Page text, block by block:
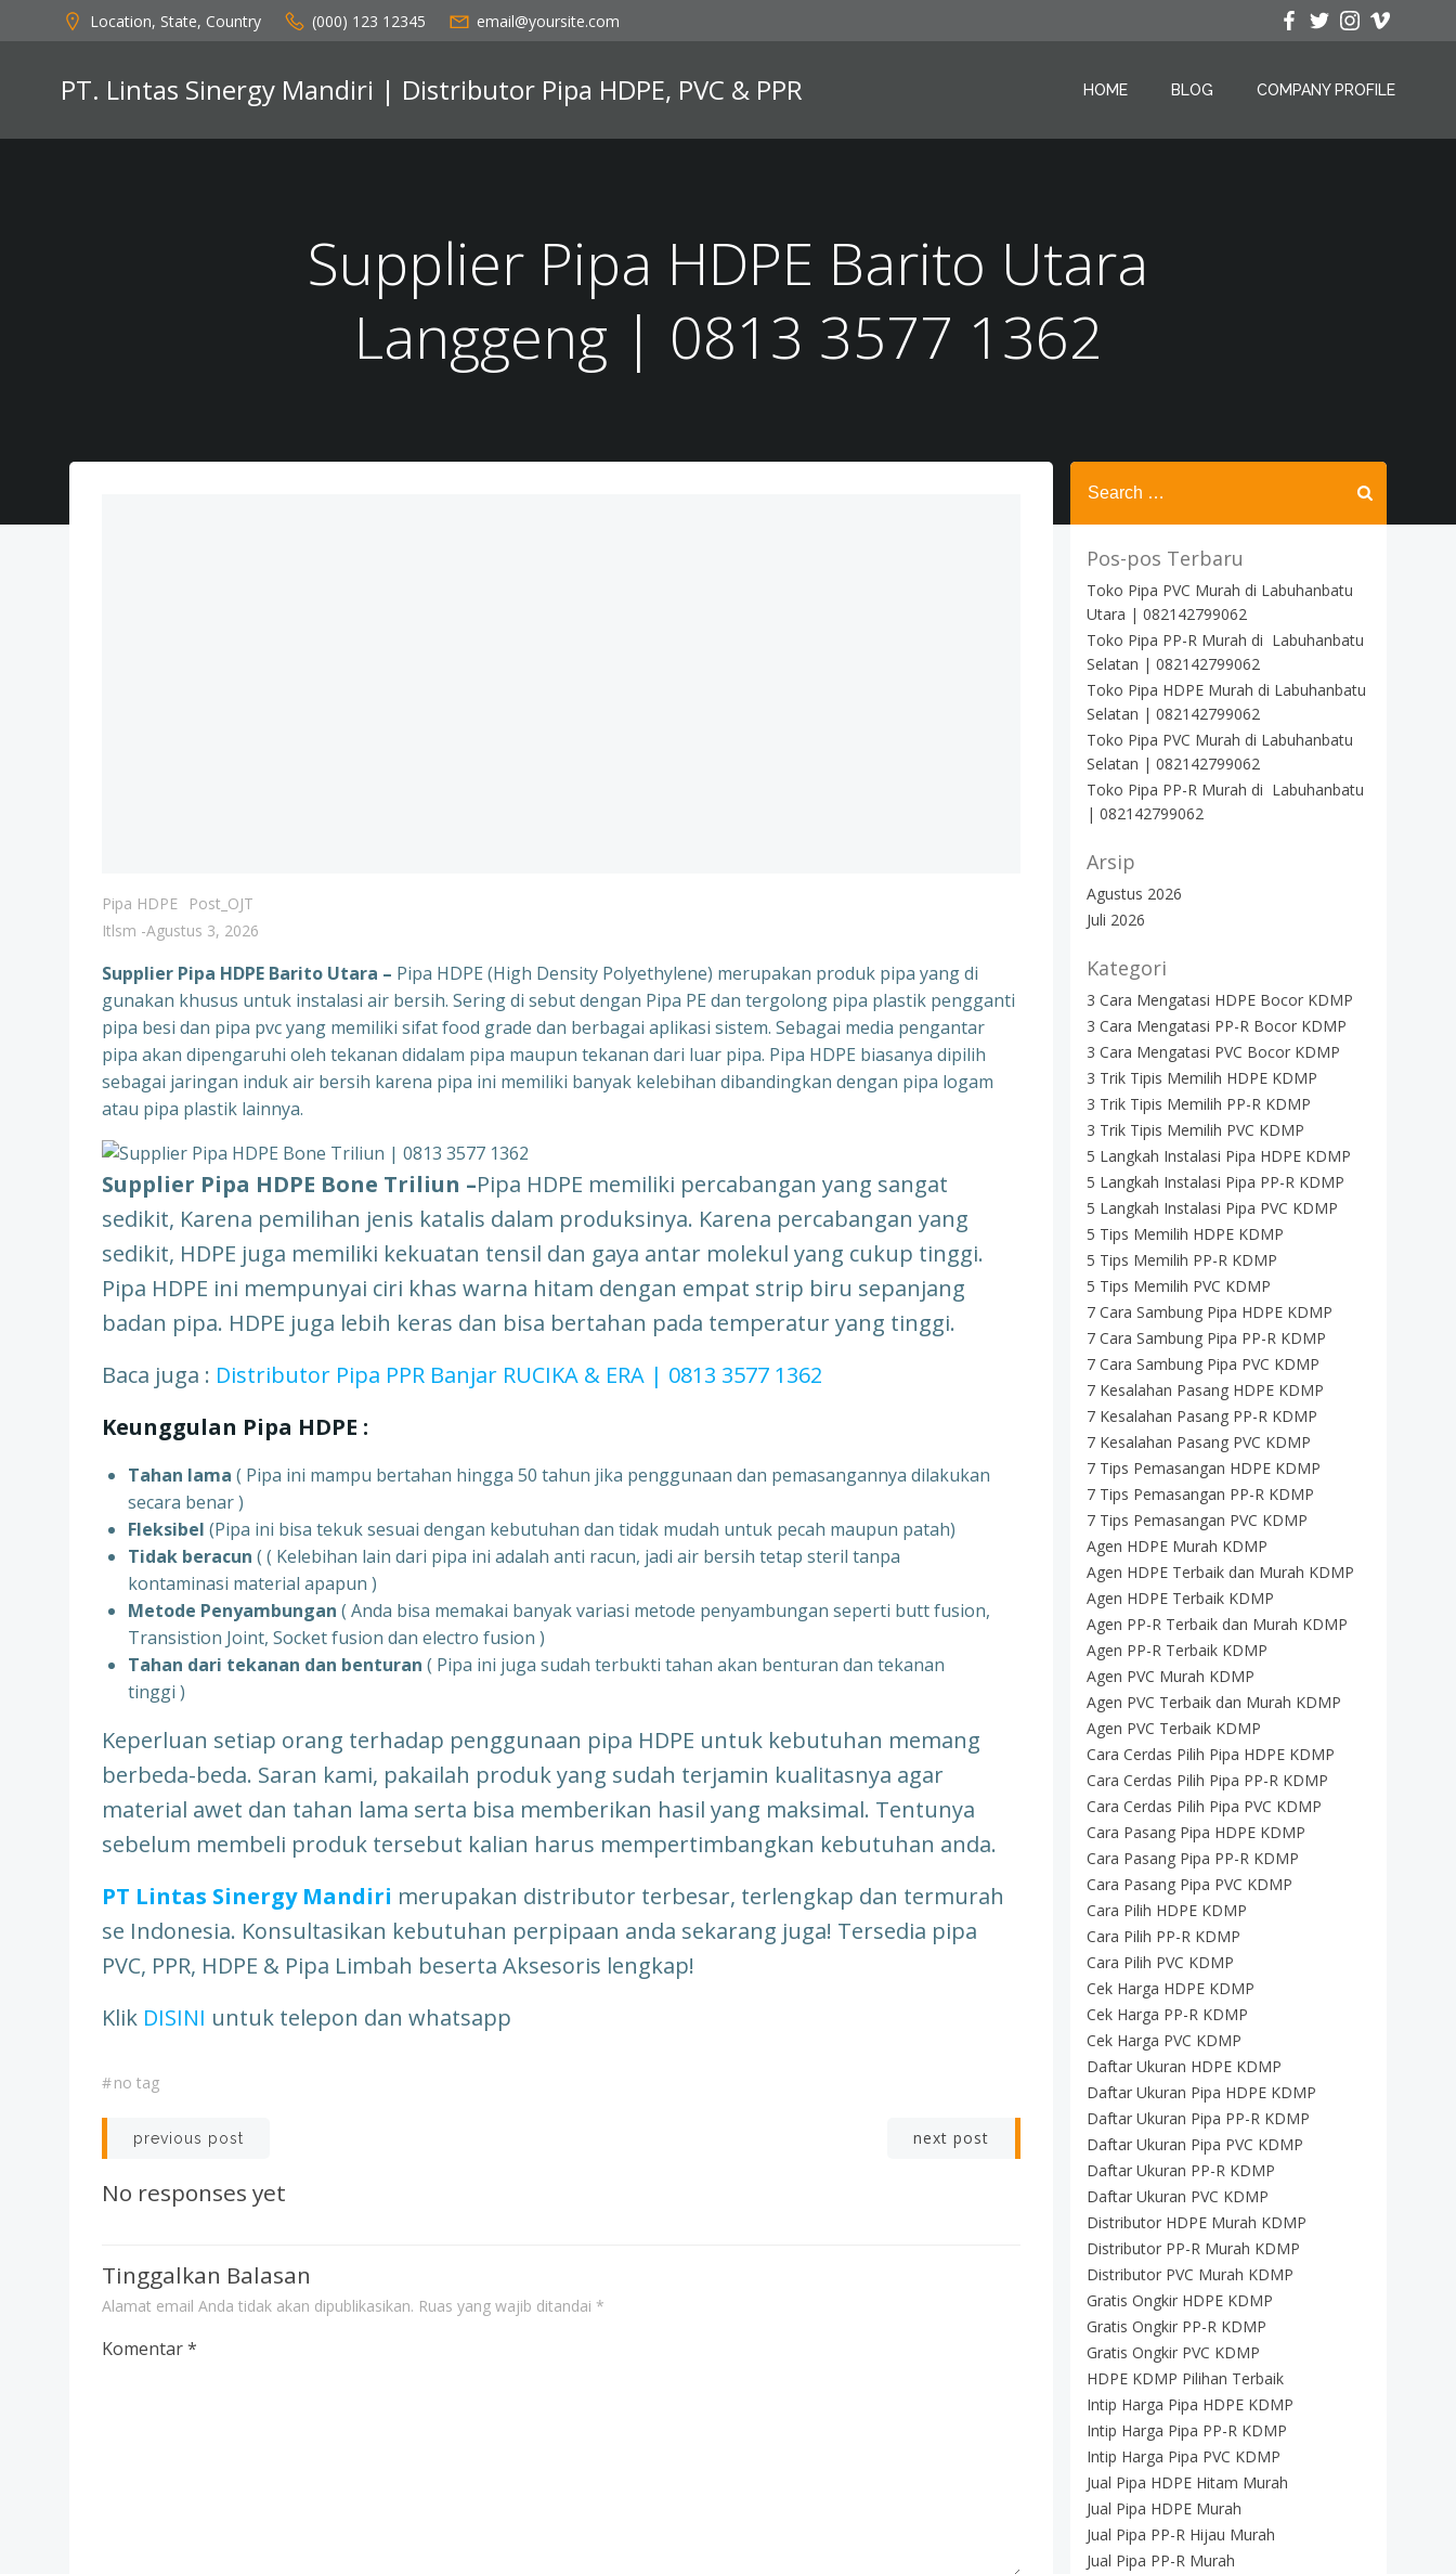
to
Location, State, Country (000) 123 12345 email@yoursite.com
PT. Lintas Sinergy Mandiri | Distributor Pipa HDPE, PVC & PPR HOME BLOG COMPANY PROFILE
Supplier Pipa HDPE Barito Utara
Langgeng | 0813 3577 1362
Pipa HDPE
Post_OJT
Itlsm -Agustus 3, 2026
Supplier Pipa HDPE Barito Utara – Pipa HDPE (High Density Polyethylene) merupakan produk pipa yang di
gunakan khusus untuk instalasi air bersih. Sering di sebut dengan Pipa PE dan tergolong pipa plastik pengganti
pipa besi dan pipa pvc yang memiliki sifat food grade dan berbagai aplikasi sistem. Sebagai media pengantar
pipa akan dipengaruhi oleh tekanan didalam pipa maupun tekanan dari luar pipa. Pipa HDPE biasanya dipilih
sebagai jaringan induk air bersih karena pipa ini memiliki banyak kelebihan dibandingkan dengan pipa logam
atau pipa plastik lainnya.
Supplier Pipa HDPE Bone Triliun –Pipa HDPE memiliki percabangan yang sangat
sedikit, Karena pemilihan jenis katalis dalam produksinya. Karena percabangan yang
sedikit, HDPE juga memiliki kekuatan tensil dan gaya antar molekul yang cukup tinggi.
Pipa HDPE ini mempunyai ciri khas warna hitam dengan empat strip biru sepanjang
badan pipa. HDPE juga lebih keras dan bisa bertahan pada temperatur yang tinggi.
Baca juga : Distributor Pipa PPR Banjar RUCIKA & ERA | 0813 3577 1362
Keunggulan Pipa HDPE :
Tahan lama ( Pipa ini mampu bertahan hingga 50 tahun jika penggunaan dan pemasangannya dilakukan
secara benar )
Fleksibel (Pipa ini bisa tekuk sesuai dengan kebutuhan dan tidak mudah untuk pecah maupun patah)
Tidak beracun ( ( Kelebihan lain dari pipa ini adalah anti racun, jadi air bersih tetap steril tanpa
kontaminasi material apapun )
Metode Penyambungan ( Anda bisa memakai banyak variasi metode penyambungan seperti butt fusion,
Transistion Joint, Socket fusion dan electro fusion )
Tahan dari tekanan dan benturan ( Pipa ini juga sudah terbukti tahan akan benturan dan tekanan
tinggi )
Keperluan setiap orang terhadap penggunaan pipa HDPE untuk kebutuhan memang
berbeda-beda. Saran kami, pakailah produk yang sudah terjamin kualitasnya agar
material awet dan tahan lama serta bisa memberikan hasil yang maksimal. Tentunya
sebelum membeli produk tersebut kalian harus mempertimbangkan kebutuhan anda.
PT Lintas Sinergy Mandiri merupakan distributor terbesar, terlengkap dan termurah
se Indonesia. Konsultasikan kebutuhan perpipaan anda sekarang juga! Tersedia pipa
PVC, PPR, HDPE & Pipa Limbah beserta Aksesoris lengkap!
Klik DISINI untuk telepon dan whatsapp
#no tag
Post
navigation
previous post next post
No responses yet
Tinggalkan Balasan
Alamat email Anda tidak akan dipublikasikan. Ruas yang wajib ditandai *
Komentar*
Search
for:
Pos-pos Terbaru
Toko Pipa PVC Murah di Labuhanbatu
Utara | 082142799062
Toko Pipa PP-R Murah di Labuhanbatu
Selatan | 082142799062
Toko Pipa HDPE Murah di Labuhanbatu
Selatan | 082142799062
Toko Pipa PVC Murah di Labuhanbatu
Selatan | 082142799062
Toko Pipa PP-R Murah di Labuhanbatu
| 082142799062
Arsip
Agustus 2026
Juli 2026
Kategori
3 Cara Mengatasi HDPE Bocor KDMP
3 Cara Mengatasi PP-R Bocor KDMP
3 Cara Mengatasi PVC Bocor KDMP
3 Trik Tipis Memilih HDPE KDMP
3 Trik Tipis Memilih PP-R KDMP
3 Trik Tipis Memilih PVC KDMP
5 Langkah Instalasi Pipa HDPE KDMP
5 Langkah Instalasi Pipa PP-R KDMP
5 Langkah Instalasi Pipa PVC KDMP
5 Tips Memilih HDPE KDMP
5 Tips Memilih PP-R KDMP
5 Tips Memilih PVC KDMP
7 Cara Sambung Pipa HDPE KDMP
7 Cara Sambung Pipa PP-R KDMP
7 Cara Sambung Pipa PVC KDMP
7 Kesalahan Pasang HDPE KDMP
7 Kesalahan Pasang PP-R KDMP
7 Kesalahan Pasang PVC KDMP
7 Tips Pemasangan HDPE KDMP
7 Tips Pemasangan PP-R KDMP
7 Tips Pemasangan PVC KDMP
Agen HDPE Murah KDMP
Agen HDPE Terbaik dan Murah KDMP
Agen HDPE Terbaik KDMP
Agen PP-R Terbaik dan Murah KDMP
Agen PP-R Terbaik KDMP
Agen PVC Murah KDMP
Agen PVC Terbaik dan Murah KDMP
Agen PVC Terbaik KDMP
Cara Cerdas Pilih Pipa HDPE KDMP
Cara Cerdas Pilih Pipa PP-R KDMP
Cara Cerdas Pilih Pipa PVC KDMP
Cara Pasang Pipa HDPE KDMP
Cara Pasang Pipa PP-R KDMP
Cara Pasang Pipa PVC KDMP
Cara Pilih HDPE KDMP
Cara Pilih PP-R KDMP
Cara Pilih PVC KDMP
Cek Harga HDPE KDMP
Cek Harga PP-R KDMP
Cek Harga PVC KDMP
Daftar Ukuran HDPE KDMP
Daftar Ukuran Pipa HDPE KDMP
Daftar Ukuran Pipa PP-R KDMP
Daftar Ukuran Pipa PVC KDMP
Daftar Ukuran PP-R KDMP
Daftar Ukuran PVC KDMP
Distributor HDPE Murah KDMP
Distributor PP-R Murah KDMP
Distributor PVC Murah KDMP
Gratis Ongkir HDPE KDMP
Gratis Ongkir PP-R KDMP
Gratis Ongkir PVC KDMP
HDPE KDMP Pilihan Terbaik
Intip Harga Pipa HDPE KDMP
Intip Harga Pipa PP-R KDMP
Intip Harga Pipa PVC KDMP
Jual Pipa HDPE Hitam Murah
Jual Pipa HDPE Murah
Jual Pipa PP-R Hijau Murah
Jual Pipa PP-R Murah